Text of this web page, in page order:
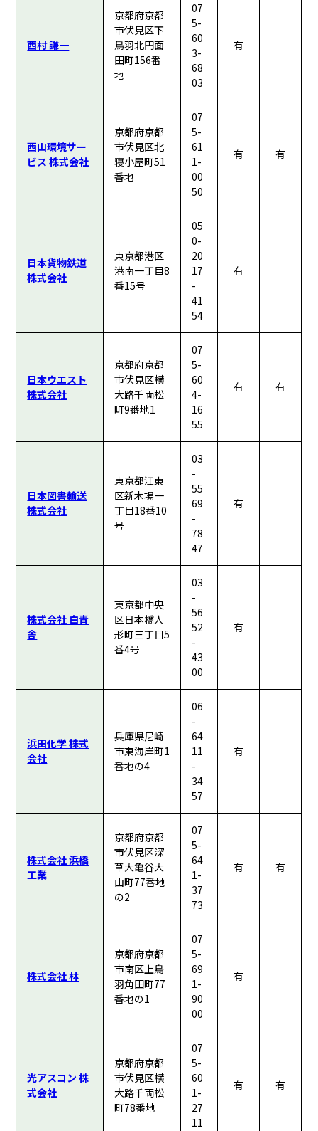
西村 謙一
京都府京都
市伏見区下
鳥羽北円面
田町156番
地
07
5-
60
3-
68
03
有
西山環境サー
ビス 株式会社
京都府京都
市伏見区北
寝小屋町51
番地
07
5-
61
1-
00
50
有 有
日本貨物鉄道
株式会社
東京都港区
港南一丁目8
番15号
05
0-
20
17
-
41
54
有
日本ウエスト
株式会社
京都府京都
市伏見区横
大路千両松
町9番地1
07
5-
60
4-
16
55
有 有
日本図書輸送
株式会社
東京都江東
区新木場一
丁目18番10
号
03
-
55
69
-
78
47
有
株式会社 白青
舎
東京都中央
区日本橋人
形町三丁目5
番4号
03
-
56
52
-
43
00
有
浜田化学 株式
会社
兵庫県尼崎
市東海岸町1
番地の4
06
-
64
11
-
34
57
有
株式会社 浜橋
工業
京都府京都
市伏見区深
草大亀谷大
山町77番地
の2
07
5-
64
1-
37
73
有 有
株式会社 林
京都府京都
市南区上鳥
羽角田町77
番地の1
07
5-
69
1-
90
00
有
光アスコン 株
式会社
京都府京都
市伏見区横
大路千両松
町78番地
07
5-
60
1-
27
11
有 有